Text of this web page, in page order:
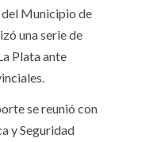
Municipio de
una serie de
Plata ante
se reunió con
y Seguridad